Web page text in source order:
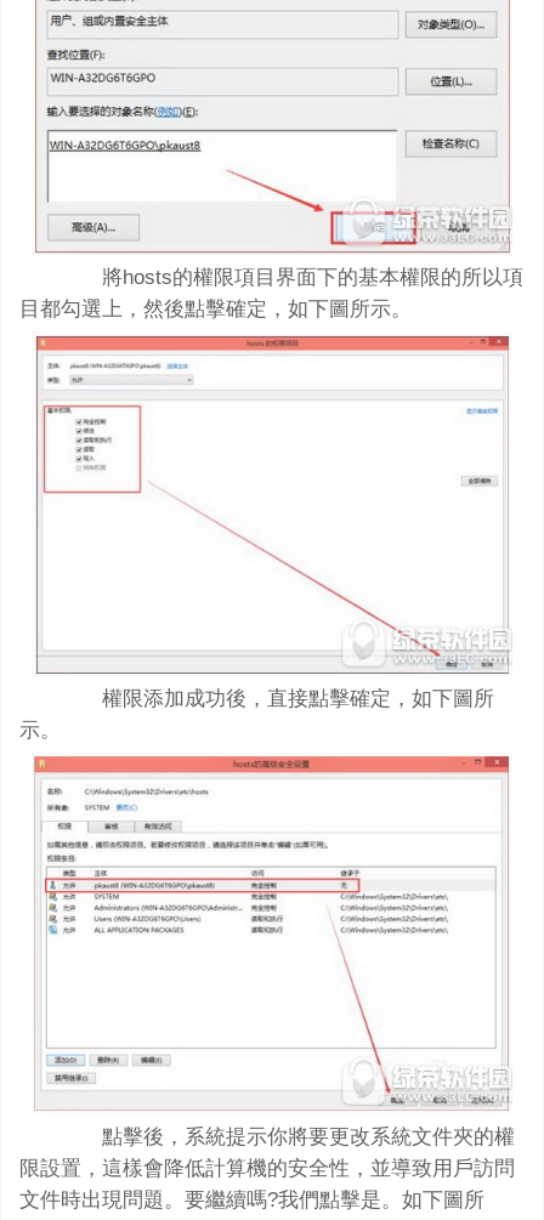
將hosts的權限項目界面下的基本權限的所以項
目都勾選上，然後點擊確定，如下圖所示。
權限添加成功後，直接點擊確定，如下圖所
示。
點擊後，系統提示你將要更改系統文件夾的權
限設置，這樣會降低計算機的安全性，並導致用戶訪問
文件時出現問題。要繼續嗎?我們點擊是。如下圖所